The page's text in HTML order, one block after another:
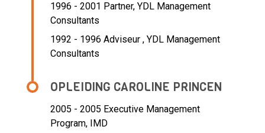
1996 - 2001 Partner, YDL Management
Consultants
1992 - 1996 Adviseur , YDL Management
Consultants
OPLEIDING CAROLINE PRINCEN
2005 - 2005 Executive Management
Program, IMD